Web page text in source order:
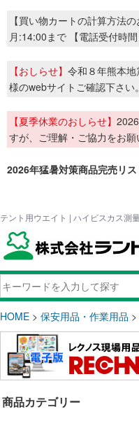
【買い物カートの計算方法
月:14:00まで 【電話受付時
【おしらせ】 令和８年熊本
様のwebサイトご確認下さい。
【夏季休業のおしらせ】
すが、ご理解・ご協力をお願
2026年猛暑対策商品完売リス
テント用ウエイト | ハイビスカス測
HOME > 保安用品・作業用品 >
商品カテゴリー